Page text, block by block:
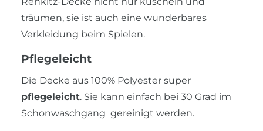
träumen, sie ist auch eine wunderbares
Verkleidung beim Spielen.
Pflegeleicht
Die Decke aus 100% Polyester super
pflegeleicht. Sie kann einfach bei 30 Grad im
Schonwaschgang gereinigt werden.